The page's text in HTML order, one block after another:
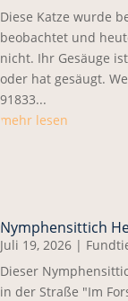
Diese Katze wurde
beobachtet und
nicht. Ihr Gesäuge
oder hat gesäugt.
91833...
mehr lesen
Nymphensittich
Juli 19, 2026 |
Dieser
in der Straße "Im